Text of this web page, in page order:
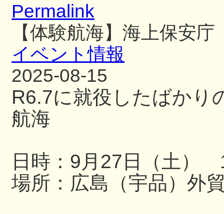
Permalink
【体験航海】海上保安
イベント情報
2025-08-15
R6.7に就役したばかり
航海
日時：9月27日（土）
場所：広島（宇品）外